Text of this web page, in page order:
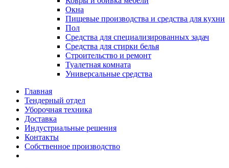
Окна
Пищевые производства и средства для кухни
Пол
Средства для специализированных задач
Средства для стирки белья
Строительство и ремонт
Туалетная комната
Универсальные средства
Главная
Тендерный отдел
Уборочная техника
Доставка
Индустриальные решения
Контакты
Собственное производство